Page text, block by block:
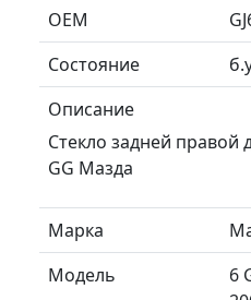
ОЕМ
Состояние
Описание
Стекло задней правой
GG Мазда
Марка
Модель
6